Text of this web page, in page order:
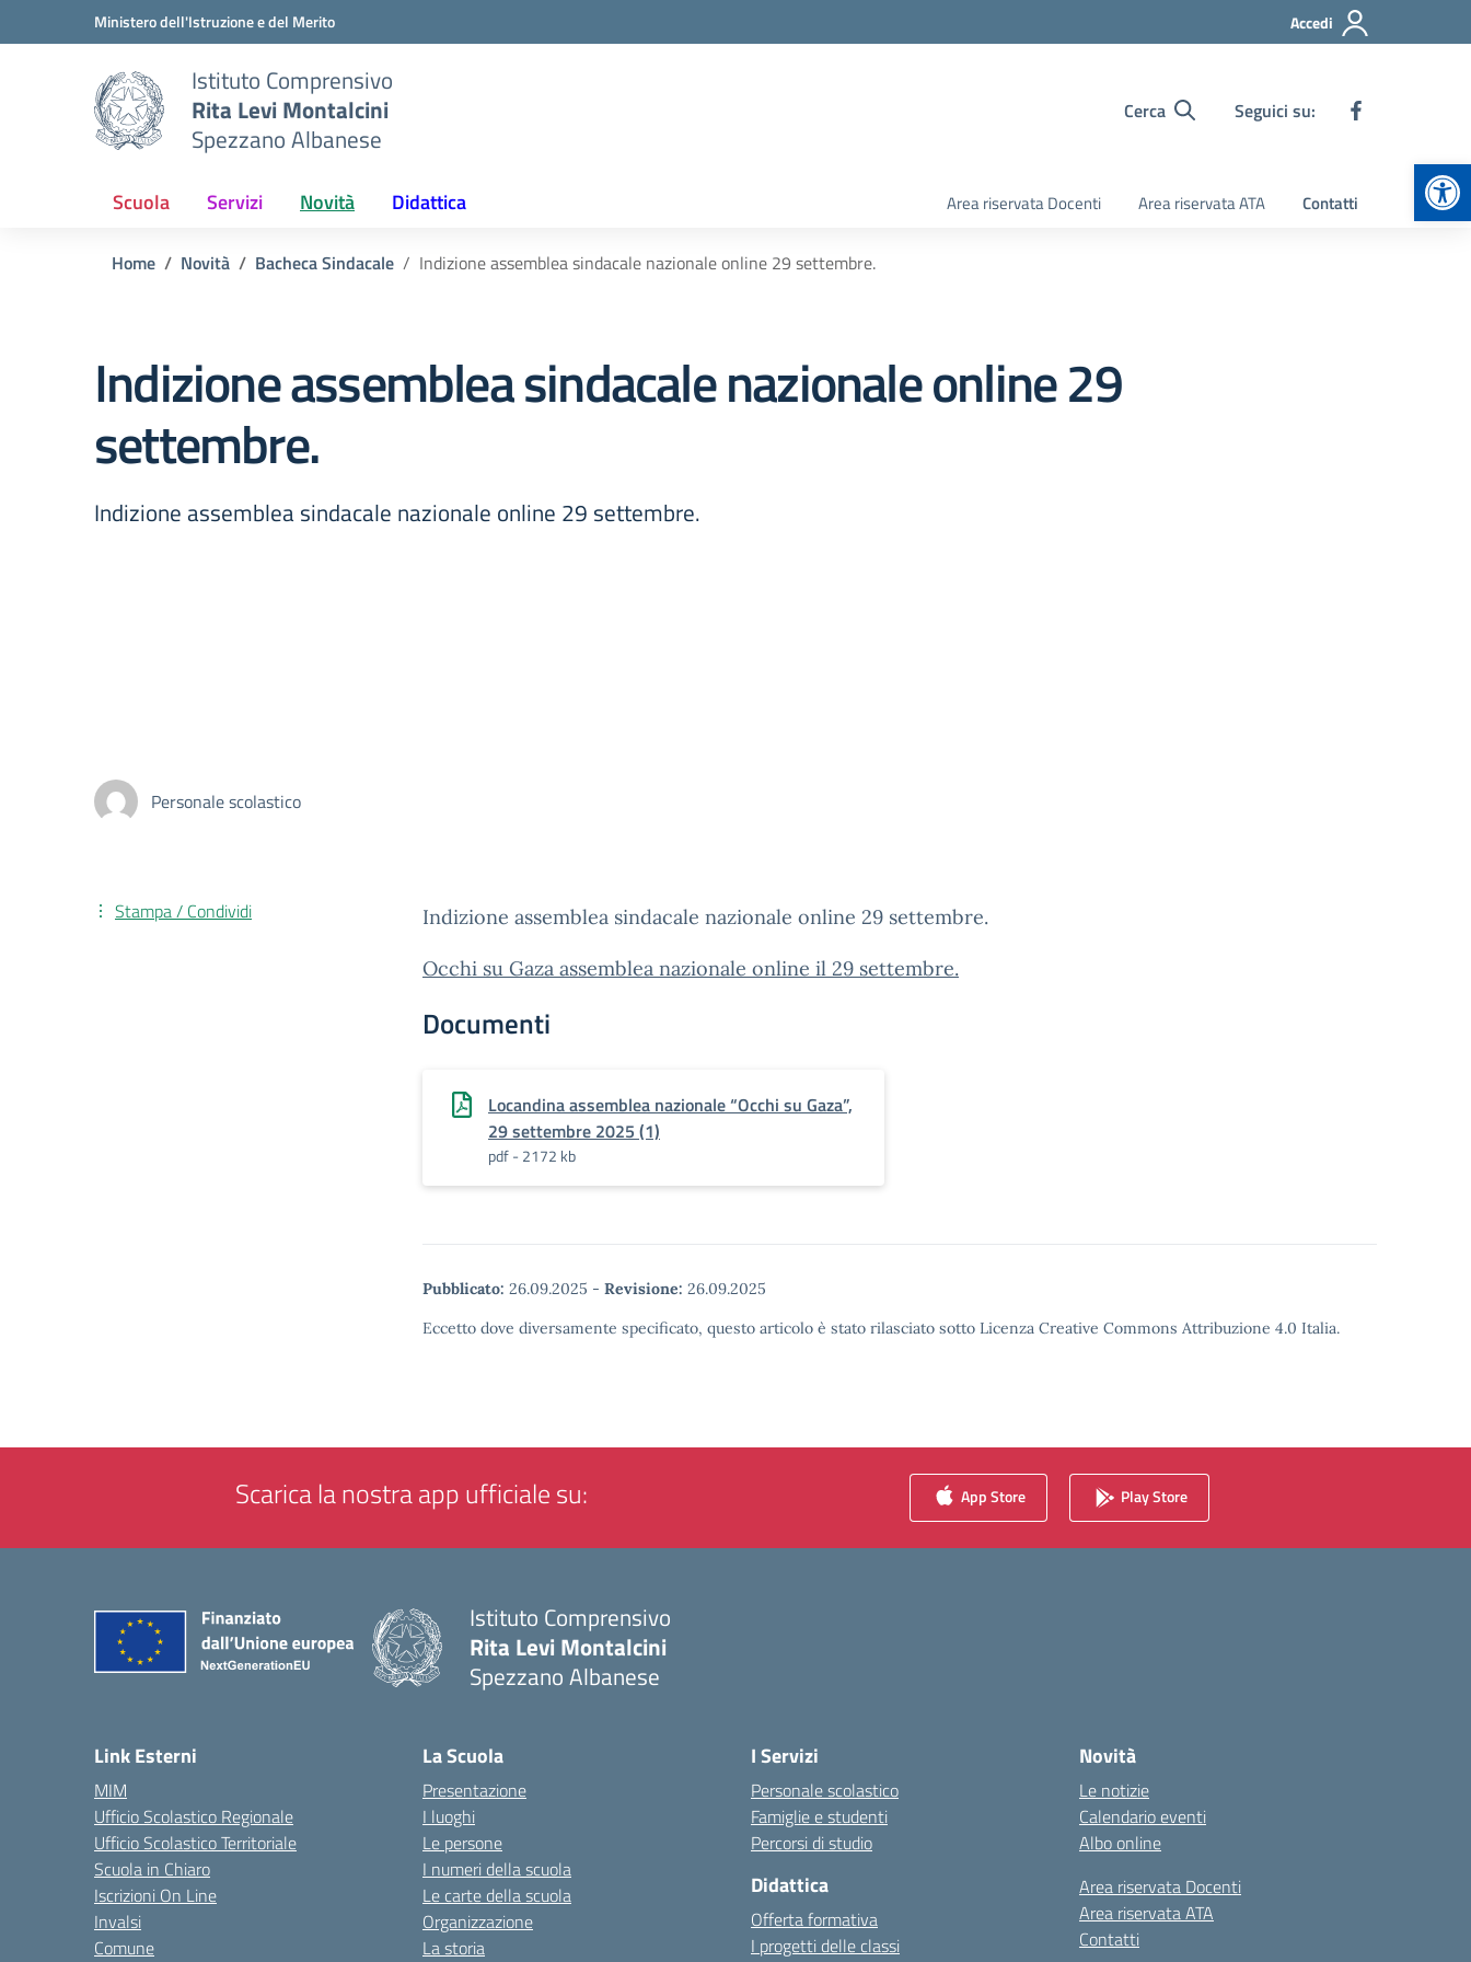
Vai ai contenuti
Vai al menu di navigazioneMinistero dell'Istruzione e del Merito Accedi
Istituto Comprensivo
Rita Levi Montalcini
Spezzano Albanese
Cerca Seguici su:
Scuola Servizi Novità Didattica Area riservata Docenti Area riservata ATA Contatti
Home Novità Bacheca Sindacale Indizione assemblea sindacale nazionale online 29 settembre.
Indizione assemblea sindacale nazionale online 29
settembre.
Indizione assemblea sindacale nazionale online 29 settembre.
Personale scolastico
Indizione assemblea sindacale nazionale online 29 settembre.
Occhi su Gaza assemblea nazionale online il 29 settembre.
Documenti
Locandina assemblea nazionale “Occhi su Gaza”,
29 settembre 2025 (1)
pdf - 2172 kb
Pubblicato: 26.09.2025 - Revisione: 26.09.2025
Eccetto dove diversamente specificato, questo articolo è stato rilasciato sotto Licenza Creative Commons Attribuzione 4.0 Italia.
Stampa / Condividi
Scarica la nostra app ufficiale su: App Store Play Store
Istituto Comprensivo
Rita Levi Montalcini
Spezzano Albanese
Link Esterni
MIM
Ufficio Scolastico Regionale
Ufficio Scolastico Territoriale
Scuola in Chiaro
Iscrizioni On Line
Invalsi
Comune
La Scuola
Presentazione
I luoghi
Le persone
I numeri della scuola
Le carte della scuola
Organizzazione
La storia
I Servizi
Personale scolastico
Famiglie e studenti
Percorsi di studio
Didattica
Offerta formativa
I progetti delle classi
Novità
Le notizie
Calendario eventi
Albo online
Area riservata Docenti
Area riservata ATA
Contatti